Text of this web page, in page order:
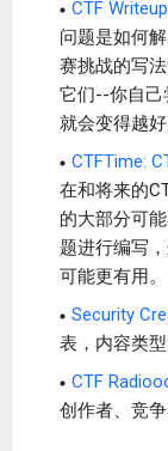
CTF
问题是如何
赛挑战的写
它们--你自己
就会变得越
CTFTime:
在和将来的
的大部分可
题进行编写
可能更有用。
Security
表，内容类
CTF
创作者、竞